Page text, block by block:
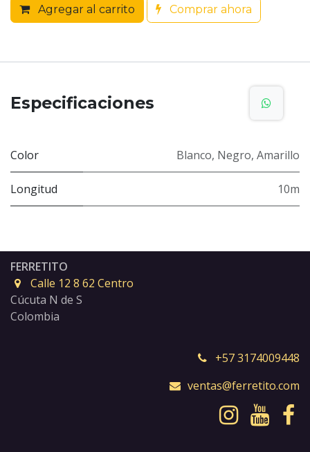
Agregar al carrito Comprar ahora
Especificaciones
Color Blanco, Negro, Amarillo
Longitud 10m
FERRETITO
Calle 12 8 62 Centro
Cúcuta N de S
Colombia
+57 3174009448
ventas@ferretito.com